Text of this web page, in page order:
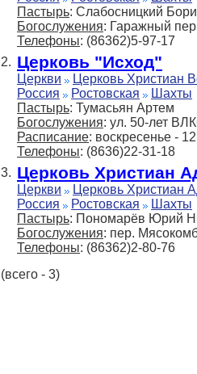
Пастырь: Слабосницкий
Богослужения: Гаражный
Телефоны: (86362)5-97-17
2. Церковь "Исход"
Церкви
Церковь Христиан
Россия
Ростовская Шахты
Пастырь: Тумасьян Артем
Богослужения: ул. 50-лет
Расписание: воскресенье -
Телефоны: (8636)22-31-18
3. Церковь Христиан
Церкви
Церковь Христиан
Россия
Ростовская Шахты
Пастырь: Пономарёв Юрий
Богослужения: пер.
Телефоны: (86362)2-80-76
(всего - 3)